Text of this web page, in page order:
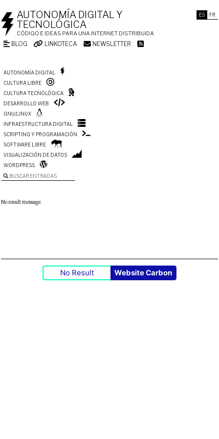
ES FR
AUTONOMÍA DIGITAL Y
TECNOLÓGICA
CÓDIGO E IDEAS PARA UNA INTERNET DISTRIBUIDA
BLOG LINKOTECA NEWSLETTER
AUTONOMÍA DIGITAL
CULTURA LIBRE
CULTURA TECNOLÓGICA
DESARROLLO WEB
GNU/LINUX
INFRAESTRUCTURA DIGITAL
SCRIPTING Y PROGRAMACIÓN
SOFTWARE LIBRE
VISUALIZACIÓN DE DATOS
WORDPRESS
BUSCAR ENTRADAS
No result message.
No Result Website Carbon